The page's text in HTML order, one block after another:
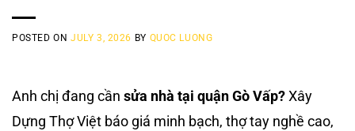
POSTED ON JULY 3, 2026 BY QUOC LUONG
Anh chị đang cần sửa nhà tại quận Gò Vấp?Xây
Dựng Thợ Việt báo giá minh bạch, thợ tay nghề cao,